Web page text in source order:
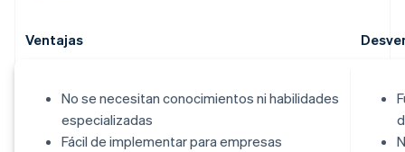
Ventajas
No se necesitan conocimientos ni habilidades
especializadas
Fácil de implementar para empresas